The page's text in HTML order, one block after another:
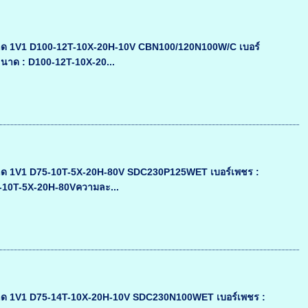
D100-12T-10X-20H-10V CBN100/120N100W/C เบอร์
าด : D100-12T-10X-20...
D75-10T-5X-20H-80V SDC230P125WET เบอร์เพชร :
5X-20H-80Vความละ...
D75-14T-10X-20H-10V SDC230N100WET เบอร์เพชร :